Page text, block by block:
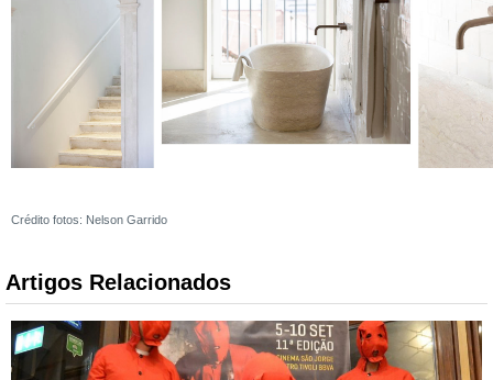
Crédito fotos: Nelson Garrido
Artigos Relacionados